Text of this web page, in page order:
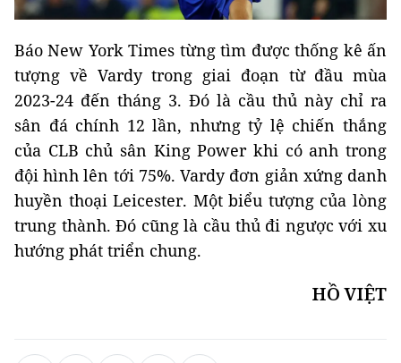
Báo New York Times từng tìm được thống kê ấn
tượng về Vardy trong giai đoạn từ đầu mùa
2023-24 đến tháng 3. Đó là cầu thủ này chỉ ra
sân đá chính 12 lần, nhưng tỷ lệ chiến thắng
của CLB chủ sân King Power khi có anh trong
đội hình lên tới 75%. Vardy đơn giản xứng danh
huyền thoại Leicester. Một biểu tượng của lòng
trung thành. Đó cũng là cầu thủ đi ngược với xu
hướng phát triển chung.
HỒ VIỆT